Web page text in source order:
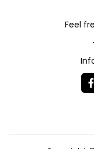
Feel